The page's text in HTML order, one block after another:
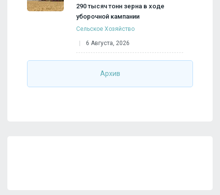
290 тысяч тонн зерна в ходе
уборочной кампании
Сельское Хозяйство
6 Августа, 2026
Архив